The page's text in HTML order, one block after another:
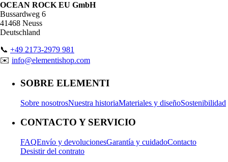
OCEAN ROCK EU GmbH
Bussardweg 6
41468 Neuss
Deutschland
📞 +49 2173-2979 981
✉️ info@elementishop.com
SOBRE ELEMENTI
Sobre nosotrosNuestra historiaMateriales y diseñoSostenibilidad
CONTACTO Y SERVICIO
FAQEnvío y devolucionesGarantía y cuidadoContacto
Desistir del contrato